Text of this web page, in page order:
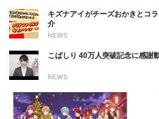
NEWS
キズナアイがチーズおかきとコ
介
NEWS
こばしり 40万人突破記念に感謝